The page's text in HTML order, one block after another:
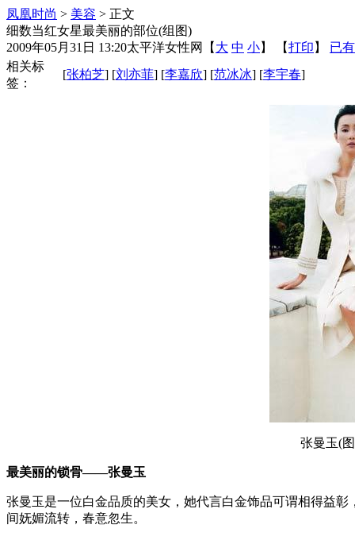
凤凰时尚 > 美容 > 正文
细数当红女星最美丽的部位(组图)
2009年05月31日 13:20太平洋女性网 【 大 中 小】 【打印 】 已
相关标
签：
[张柏芝] [刘亦菲] [李嘉欣] [范冰冰] [李宇春]
张曼玉(
最美丽的锁骨——张曼玉
张曼玉是一位白金品质的美女，她代言白金饰品可谓相得益
间妩媚流转，春意忽生。